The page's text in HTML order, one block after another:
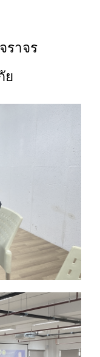
ราจร
ย